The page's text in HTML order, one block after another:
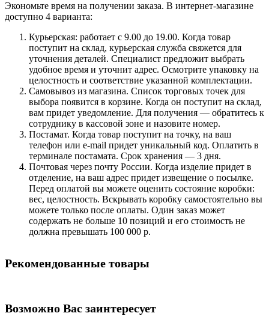
Экономьте время на получении заказа. В интернет-магазине
доступно 4 варианта:
Курьерская: работает с 9.00 до 19.00. Когда товар
поступит на склад, курьерская служба свяжется для
уточнения деталей. Специалист предложит выбрать
удобное время и уточнит адрес. Осмотрите упаковку на
целостность и соответствие указанной комплектации.
Самовывоз из магазина. Список торговых точек для
выбора появится в корзине. Когда он поступит на склад,
вам придет уведомление. Для получения — обратитесь к
сотруднику в кассовой зоне и назовите номер.
Постамат. Когда товар поступит на точку, на ваш
телефон или e-mail придет уникальный код. Оплатить в
терминале постамата. Срок хранения — 3 дня.
Почтовая через почту России. Когда изделие придет в
отделение, на ваш адрес придет извещение о посылке.
Перед оплатой вы можете оценить состояние коробки:
вес, целостность. Вскрывать коробку самостоятельно вы
можете только после оплаты. Один заказ может
содержать не больше 10 позиций и его стоимость не
должна превышать 100 000 р.
Рекомендованные товары
Возможно Вас заинтересует